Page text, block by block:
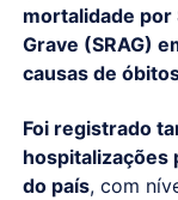
mortalidade por
Grave (SRAG)
causas de
Foi registrado
hospitalizações
do país, com